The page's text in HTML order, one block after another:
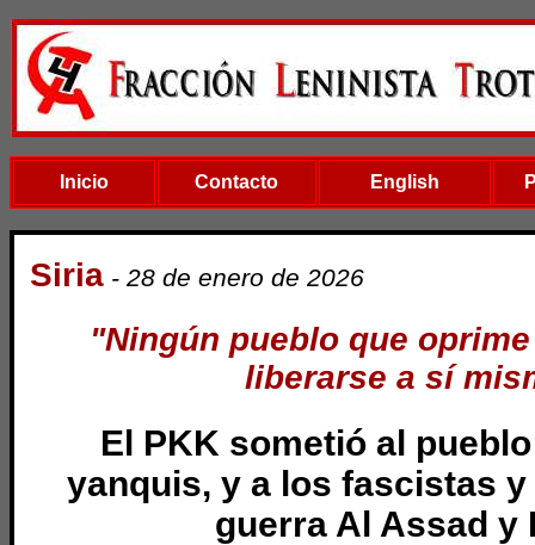
Inicio Contacto English
Siria - 28 de enero de 2026
"Ningún pueblo que
liberarse a sí
El PKK sometió al
yanquis, y a los fascistas
guerra Al Assad y